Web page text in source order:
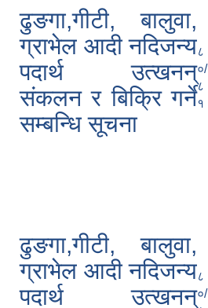
ढुङगा,गीटी, बालुवा,
ग्राभेल आदी नदिजन्य
पदार्थ उत्खनन्
संकलन र बिक्रि गर्ने
सम्बन्धि सूचना
८
०/
८
१
ढुङगा,गीटी, बालुवा,
ग्राभेल आदी नदिजन्य
पदार्थ उत्खनन्
८
०/